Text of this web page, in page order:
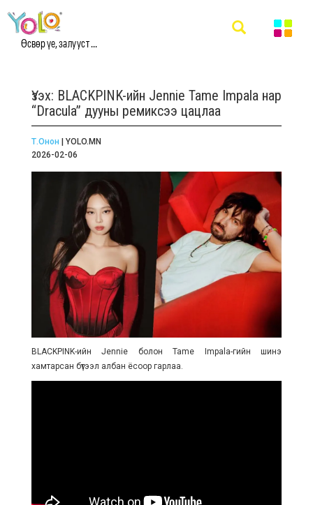
Өсвөр үе, залууст ...
Үзэх: BLACKPINK-ийн Jennie Tame Impala нар
“Dracula” дууны ремиксээ цацлаа
Т.Онон | YOLO.MN
2026-02-06
BLACKPINK-ийн Jennie болон Tame Impala-гийн шинэ
хамтарсан бүтээл албан ёсоор гарлаа.